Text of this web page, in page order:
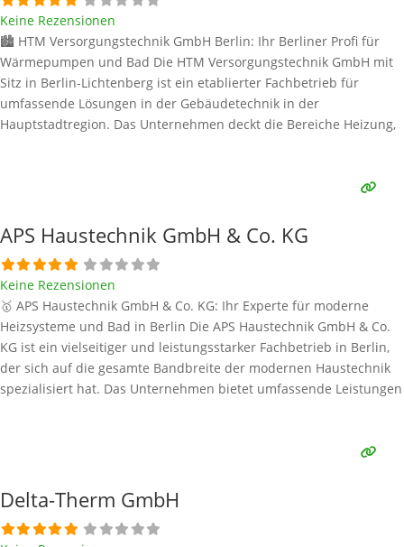
Keine Rezensionen
🏙️ HTM Versorgungstechnik GmbH Berlin: Ihr Berliner Profi für
Wärmepumpen und Bad Die HTM Versorgungstechnik GmbH mit
Sitz in Berlin-Lichtenberg ist ein etablierter Fachbetrieb für
umfassende Lösungen in der Gebäudetechnik in der
Hauptstadtregion. Das Unternehmen deckt die Bereiche Heizung,
Schlüsseltechnologie für umweltbewusstes und effizientes Heizen
APS Haustechnik GmbH & Co. KG
Keine Rezensionen
🥇 APS Haustechnik GmbH & Co. KG: Ihr Experte für moderne
Heizsysteme und Bad in Berlin Die APS Haustechnik GmbH & Co.
KG ist ein vielseitiger und leistungsstarker Fachbetrieb in Berlin,
der sich auf die gesamte Bandbreite der modernen Haustechnik
spezialisiert hat. Das Unternehmen bietet umfassende Leistungen
Delta-Therm GmbH